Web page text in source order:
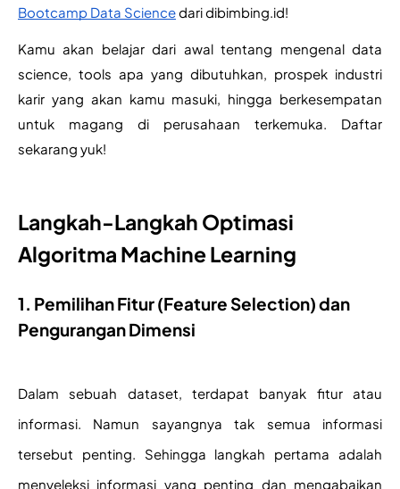
Bootcamp Data Science dari dibimbing.id!
Kamu akan belajar dari awal tentang mengenal data
science, tools apa yang dibutuhkan, prospek industri
karir yang akan kamu masuki, hingga berkesempatan
untuk magang di perusahaan terkemuka. Daftar
sekarang yuk!
Langkah-Langkah Optimasi
Algoritma Machine Learning
1. Pemilihan Fitur (Feature Selection) dan
Pengurangan Dimensi
Dalam sebuah dataset, terdapat banyak fitur atau
informasi. Namun sayangnya tak semua informasi
tersebut penting. Sehingga langkah pertama adalah
menyeleksi informasi yang penting dan mengabaikan